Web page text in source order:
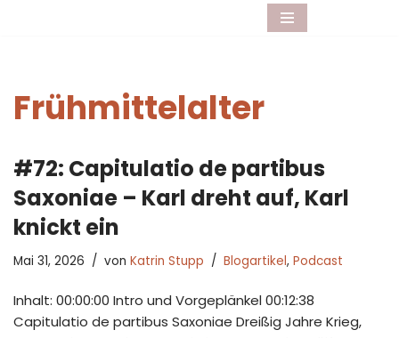
springen
Frühmittelalter
#72: Capitulatio de partibus
Saxoniae – Karl dreht auf, Karl
knickt ein
Mai 31, 2026 von Katrin Stupp Blogartikel, Podcast
Inhalt: 00:00:00 Intro und Vorgeplänkel 00:12:38
Capitulatio de partibus Saxoniae Dreißig Jahre Krieg,